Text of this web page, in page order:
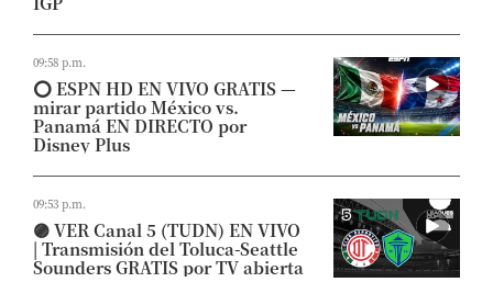
09:58 p.m.
⭕ ESPN HD EN VIVO GRATIS —
mirar partido México vs.
Panamá EN DIRECTO por
Disney Plus
09:53 p.m.
🟣 VER Canal 5 (TUDN) EN VIVO
| Transmisión del Toluca-Seattle
Sounders GRATIS por TV abierta